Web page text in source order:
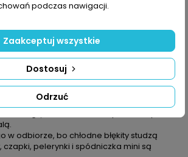
trendów:
– dla wszystkich pań lubiących dziergać
kombinacje splotów i ciekawe fasony
– wypróbuj nowy przepis na sukces:
kaszmirowe w odcieniach beżu i
krótki kardigan z kieszonkami i
narzutka z asymetrycznym przodem,
w odbiorze, bo chłodne błękity studzą
pelerynki i spódniczka mini są
podczas nawigacji.
Odrzuć
Dostosuj
Zaakceptuj wszystkie